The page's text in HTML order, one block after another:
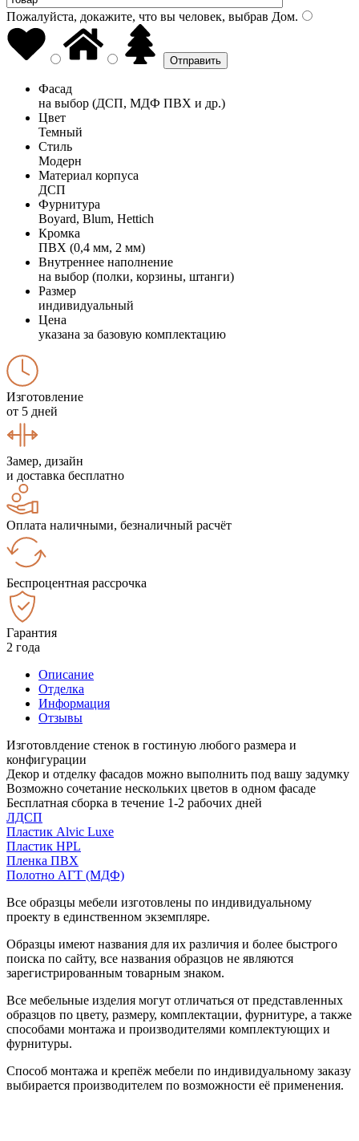
Пожалуйста, докажите, что вы человек, выбрав Дом.
Фасад
на выбор (ДСП, МДФ ПВХ и др.)
Цвет
Темный
Стиль
Модерн
Материал корпуса
ДСП
Фурнитура
Boyard, Blum, Hettich
Кромка
ПВХ (0,4 мм, 2 мм)
Внутреннее наполнение
на выбор (полки, корзины, штанги)
Размер
индивидуальный
Цена
указана за базовую комплектацию
Изготовление
от 5 дней
Замер, дизайн
и доставка бесплатно
Оплата наличными, безналичный расчёт
Беспроцентная рассрочка
Гарантия
2 года
Описание
Отделка
Информация
Отзывы
Изготовлдение стенок в гостиную любого размера и
конфигурации
Декор и отделку фасадов можно выполнить под вашу задумку
Возможно сочетание нескольких цветов в одном фасаде
Бесплатная сборка в течение 1-2 рабочих дней
ЛДСП
Пластик Alvic Luxe
Пластик HPL
Пленка ПВХ
Полотно АГТ (МДФ)
Все образцы мебели изготовлены по индивидуальному
проекту в единственном экземпляре.
Образцы имеют названия для их различия и более быстрого
поиска по сайту, все названия образцов не являются
зарегистрированным товарным знаком.
Все мебельные изделия могут отличаться от представленных
образцов по цвету, размеру, комплектации, фурнитуре, а также
способами монтажа и производителями комплектующих и
фурнитуры.
Способ монтажа и крепёж мебели по индивидуальному заказу
выбирается производителем по возможности её применения.